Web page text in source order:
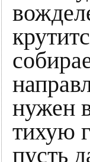
нужен
тихую
пусть